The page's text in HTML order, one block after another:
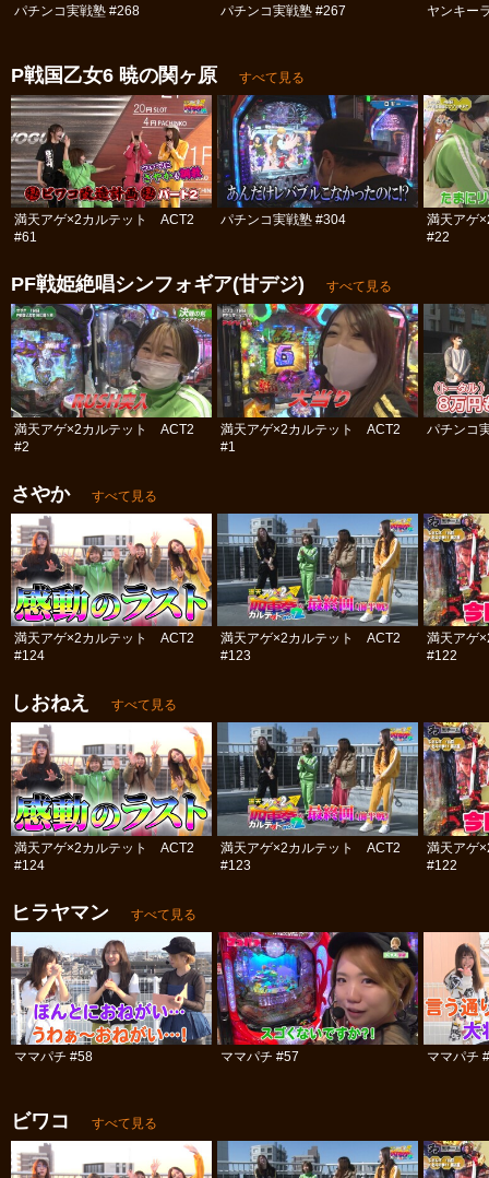
パチンコ実戦塾 #268 パチンコ実戦塾 #267 ヤンキー
P戦国乙女6 暁の関ヶ原 すべて見る
満天アゲ×2カルテット ACT2
#61
パチンコ実戦塾 #304
満天アゲ
#22
PF戦姫絶唱シンフォギア(甘デジ) すべて見る
満天アゲ×2カルテット ACT2
#2
満天アゲ×2カルテット ACT2
#1
パチンコ
さやか すべて見る
満天アゲ×2カルテット ACT2
#124
満天アゲ×2カルテット ACT2
#123
満天アゲ
#122
しおねえ すべて見る
満天アゲ×2カルテット ACT2
#124
満天アゲ×2カルテット ACT2
#123
満天アゲ
#122
ヒラヤマン すべて見る
ママパチ #58 ママパチ #57 ママパチ
ビワコ すべて見る